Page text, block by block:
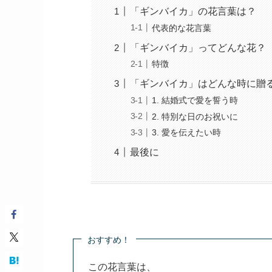
「ギンバイカ」の花言葉は？
代表的な花言葉
「ギンバイカ」ってどんな花？
特徴
「ギンバイカ」はどんな時に贈
1. 結婚式で愛を誓う時
2. 特別な日のお祝いに
3. 愛を伝えたい時
最後に
おすすめ！
この花言葉は、